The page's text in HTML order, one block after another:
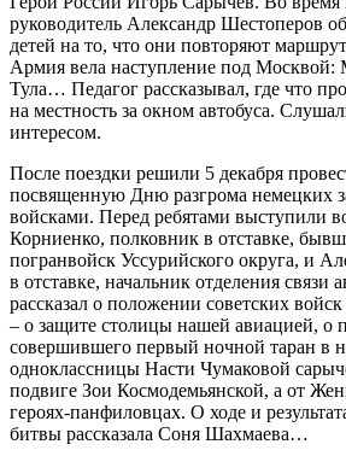
руководитель Александр Шестоперов
детей на то, что они повторяют
Армия вела наступление под Москвой:
Тула… Педагог рассказывал, где что
на местность за окном автобуса.
интересом.
После поездки решили 5 декабря
посвященную Дню разгрома немецких
войсками. Перед ребятами выступили
Корниенко, полковник в отставке,
погранвойск Уссурийского округа, и
в отставке, начальник отделения связи
рассказал о положении советских
– о защите столицы нашей авиацией, о
совершившего первый ночной таран в
одноклассницы Насти Чумаковой
подвиге Зои Космодемьянской, а от
героях-панфиловцах. О ходе и
битвы рассказала Соня Шахмаева…